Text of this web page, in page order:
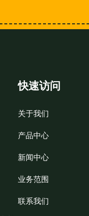
快速访问
关于我们
产品中心
新闻中心
业务范围
联系我们